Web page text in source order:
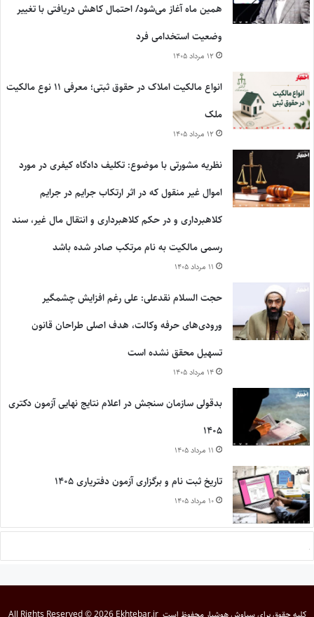
همین ماه آغاز می‌شود/ احتمال کاهش دریافتی با تغییر
وضعیت استخدامی فرد
۱۲ مرداد ۱۴۰۵
انواع مالکیت املاک در حقوق ثبتی؛ معرفی ۱۱ نوع مالکیت
ملک
۱۲ مرداد ۱۴۰۵
نظریه مشورتی با موضوع: تکلیف دادگاه کیفری در مورد
اموال غیر منقول که در اثر ارتکاب جرایم در جرایم
کلاهبرداری و در حکم کلاهبرداری و انتقال مال غیر، سند
رسمی مالکیت به نام مرتکب صادر شده باشد
۱۱ مرداد ۱۴۰۵
حجت السلام نقدعلی: علی رغم افزایش چشمگیر
ورودی‌های حرفه وکالت، هدف اصلی طراحان قانون
تسهیل محقق نشده است
۱۴ مرداد ۱۴۰۵
بدقولی سازمان سنجش در اعلام نتایج نهایی آزمون دکتری
۱۴۰۵
۱۱ مرداد ۱۴۰۵
تاریخ ثبت نام و برگزاری آزمون دفتریاری ۱۴۰۵
۱۰ مرداد ۱۴۰۵